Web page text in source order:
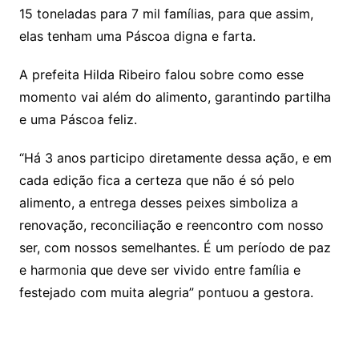
15 toneladas para 7 mil famílias, para que assim,
elas tenham uma Páscoa digna e farta.
A prefeita Hilda Ribeiro falou sobre como esse
momento vai além do alimento, garantindo partilha
e uma Páscoa feliz.
“Há 3 anos participo diretamente dessa ação, e em
cada edição fica a certeza que não é só pelo
alimento, a entrega desses peixes simboliza a
renovação, reconciliação e reencontro com nosso
ser, com nossos semelhantes. É um período de paz
e harmonia que deve ser vivido entre família e
festejado com muita alegria” pontuou a gestora.